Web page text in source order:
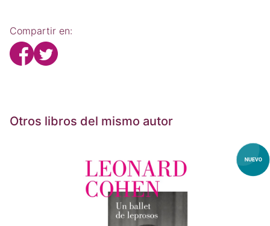
Compartir en:
Otros libros del mismo autor